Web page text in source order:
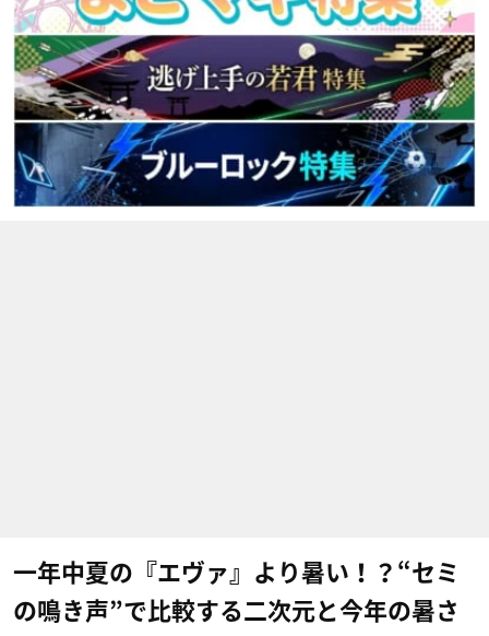
一年中夏の『エヴァ』より暑い！？“セミ
の鳴き声”で比較する二次元と今年の暑さ